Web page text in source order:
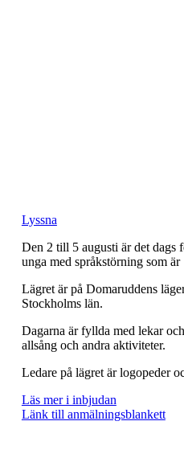
Lyssna
Den 2 till 5 augusti är det dags
unga med språkstörning som
Lägret är på Domaruddens
Stockholms län.
Dagarna är fyllda med lekar
allsång och andra aktiviteter.
Ledare på lägret är logopeder
Läs mer i inbjudan
Länk till anmälningsblankett